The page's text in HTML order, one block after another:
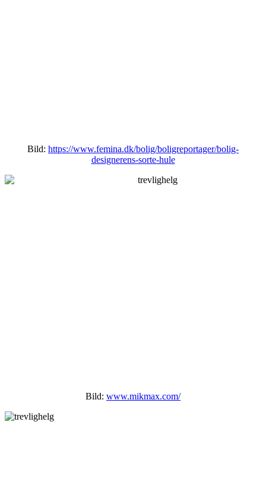
Bild: https://www.femina.dk/bolig/boligreportager/bolig-
designerens-sorte-hule
Bild: www.mikmax.com/